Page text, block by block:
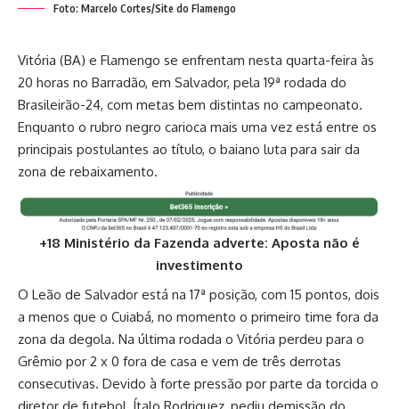
Foto: Marcelo Cortes/Site do Flamengo
Vitória (BA) e Flamengo se enfrentam nesta quarta-feira às
20 horas no Barradão, em Salvador, pela 19ª rodada do
Brasileirão-24, com metas bem distintas no campeonato.
Enquanto o rubro negro carioca mais uma vez está entre os
principais postulantes ao título, o baiano luta para sair da
zona de rebaixamento.
+18 Ministério da Fazenda adverte: Aposta não é
investimento
O Leão de Salvador está na 17ª posição, com 15 pontos, dois
a menos que o Cuiabá, no momento o primeiro time fora da
zona da degola. Na última rodada o Vitória perdeu para o
Grêmio por 2 x 0 fora de casa e vem de três derrotas
consecutivas. Devido à forte pressão por parte da torcida o